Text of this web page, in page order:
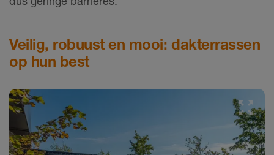
Veilig, robuust en mooi: dakterrassen
op hun best